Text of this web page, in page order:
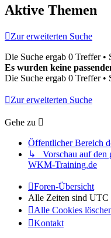
Aktive Themen
Zur erweiterten Suche
Die Suche ergab 0 Treffer •
Es wurden keine
Die Suche ergab 0 Treffer •
Zur erweiterten Suche
Gehe zu
Öffentlicher Bereich
↳ Vorschau auf den
WKM-Training.de
Foren-Übersicht
Alle Zeiten sind UTC
Alle Cookies
Kontakt